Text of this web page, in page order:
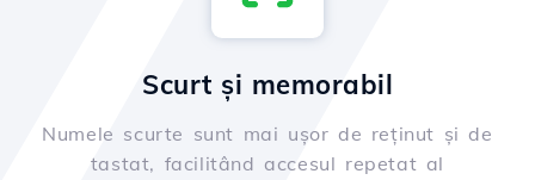
Scurt și memorabil
Numele scurte sunt mai ușor de reținut și de
tastat, facilitând accesul repetat al